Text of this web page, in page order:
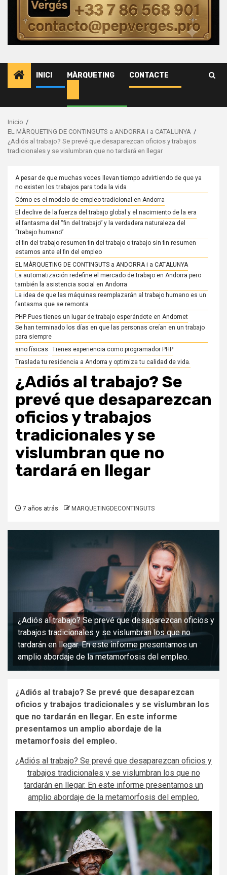
i
de
serveis.
INICI MÀRQUETING CONTACTE
Inicio
EL MÀRQUETING DE CONTINGUTS a ANDORRA i a CATALUNYA
¿Adiós al trabajo? Se prevé que desaparezcan oficios y trabajos
tradicionales y se vislumbran que no tardará en llegar
A pesar de que muchas voces llevan tiempo advirtiendo de que ya
no existen los trabajos para toda la vida
Cómo es el modelo de empleo tradicional en Andorra
El declive de la fuerza del trabajo global y el nacimiento de la era
el fantasma del “fin del trabajo” y la verdadera naturaleza del
“trabajo humano”
el fin del trabajo resumen fin del trabajo o trabajo sin fin resumen
estamos ante el fin del empleo
EL MÀRQUETING DE CONTINGUTS a ANDORRA i a CATALUNYA
La automatización redefine el mercado de trabajo en Andorra pero
también la asistencia social en Andorra
La idea de que las máquinas reemplazarán al trabajo humano es un
fantasma que se remonta
PHP Pues tienes un lugar de trabajo esperándote en Andornet
Se han terminado los días en que las personas creían en un trabajo
para siempre
sino físicas
Tienes experiencia como programador PHP
Traslada tu residencia a Andorra y optimiza tu calidad de vida.
¿Adiós al trabajo? Se
prevé que desaparezcan
oficios y trabajos
tradicionales y se
vislumbran que no
tardará en llegar
7 años atrás MARQUETINGDECONTINGUTS
¿Adiós al trabajo? Se prevé que desaparezcan oficios y
trabajos tradicionales y se vislumbran los que no
tardarán en llegar. En este informe presentamos un
amplio abordaje de la metamorfosis del empleo.
¿Adiós al trabajo? Se prevé que desaparezcan
oficios y trabajos tradicionales y se vislumbran los
que no tardarán en llegar. En este informe
presentamos un amplio abordaje de la
metamorfosis del empleo.
¿Adiós al trabajo? Se prevé que desaparezcan oficios y
trabajos tradicionales y se vislumbran los que no
tardarán en llegar. En este informe presentamos un
amplio abordaje de la metamorfosis del empleo.